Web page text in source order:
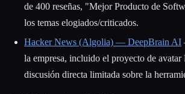
de 400 reseñas, "Mejor Producto de
los temas elogiados/criticados.
Hacker News (Algolia) — DeepBrain AI
la empresa, incluido el proyecto de avatar
discusión directa limitada sobre la